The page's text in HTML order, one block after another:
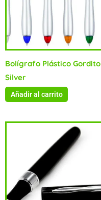
Bolígrafo Plástico Gordito
Silver
Añadir al carrito